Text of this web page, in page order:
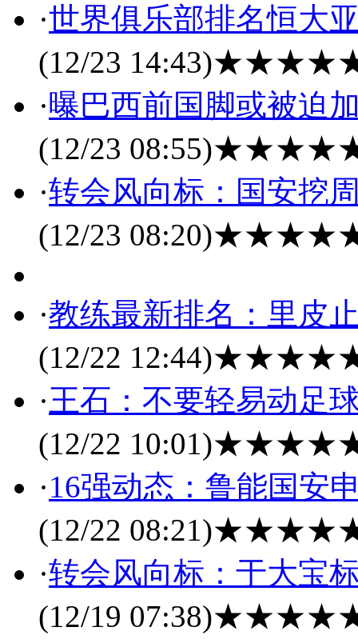
·世界俱乐部排名恒大
(12/23 14:43)
·曝巴西前国脚或被迫
(12/23 08:55)
·转会风向标：国安挖
(12/23 08:20)
·教练最新排名：里皮
(12/22 12:44)
·王石：不要轻易动足
(12/22 10:01)
·16强动态：鲁能国安
(12/22 08:21)
·转会风向标：于大宝
(12/19 07:38)